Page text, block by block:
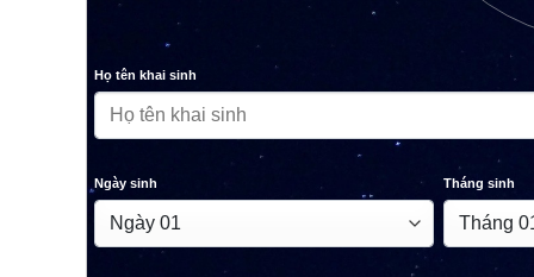
Họ tên khai sinh
Ngày sinh Tháng sinh